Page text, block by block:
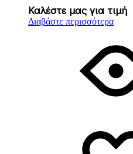
Καλέστε μας για τιμή
Διαβάστε περισσότερα